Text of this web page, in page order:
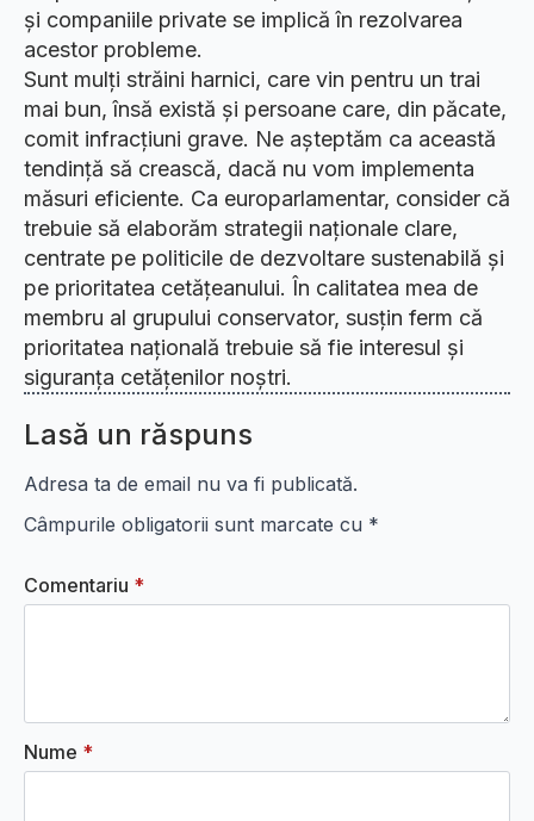
și companiile private se implică în rezolvarea
acestor probleme.
Sunt mulți străini harnici, care vin pentru un trai
mai bun, însă există și persoane care, din păcate,
comit infracțiuni grave. Ne așteptăm ca această
tendință să crească, dacă nu vom implementa
măsuri eficiente. Ca europarlamentar, consider că
trebuie să elaborăm strategii naționale clare,
centrate pe politicile de dezvoltare sustenabilă și
pe prioritatea cetățeanului. În calitatea mea de
membru al grupului conservator, susțin ferm că
prioritatea națională trebuie să fie interesul și
siguranța cetățenilor noștri.
Lasă un răspuns
Adresa ta de email nu va fi publicată.
Câmpurile obligatorii sunt marcate cu *
Comentariu *
Nume *